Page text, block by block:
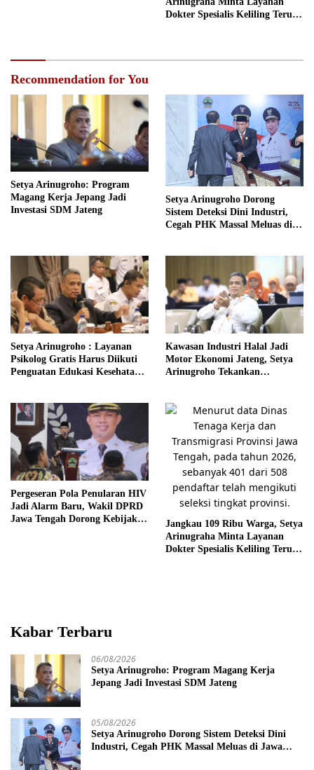
Dokter Spesialis Keliling Terus
Recommendation for You
Setya Arinugroho: Program
Magang Kerja Jepang Jadi
Investasi SDM Jateng
Setya Arinugroho Dorong
Sistem Deteksi Dini Industri,
Cegah PHK Massal Meluas di
Setya Arinugroho : Layanan
Psikolog Gratis Harus Diikuti
Penguatan Edukasi Kesehatan
Kawasan Industri Halal Jadi
Motor Ekonomi Jateng, Setya
Arinugroho Tekankan
Pergeseran Pola Penularan HIV
Jadi Alarm Baru, Wakil DPRD
Jawa Tengah Dorong Kebijakan
Jangkau 109 Ribu Warga, Setya
Arinugraha Minta Layanan
Dokter Spesialis Keliling Terus
Kabar Terbaru
06/08/2026
Setya Arinugroho: Program Magang Kerja
Jepang Jadi Investasi SDM Jateng
05/08/2026
Setya Arinugroho Dorong Sistem Deteksi Dini
Industri, Cegah PHK Massal Meluas di Jawa